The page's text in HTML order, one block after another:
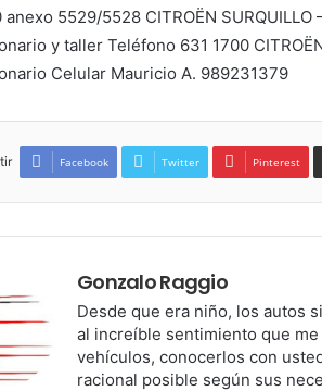
5529/5528 CITROËN
y taller Teléfono 631 1700
Celular Mauricio A. 989231379
Facebook Twitter Pinterest
Gonzalo Raggio
Desde que era niño, los autos
al increíble sentimiento que
vehículos, conocerlos con
racional posible según sus